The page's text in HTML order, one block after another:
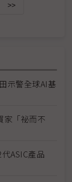
>>
示警全球AI基
「祕而不
ASIC產品